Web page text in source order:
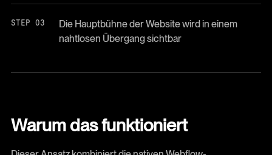
Die Hauptbühne der Website wird in einem
nahtlosen Übergang sichtbar
Warum das funktioniert